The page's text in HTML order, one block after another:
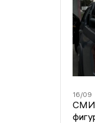
16/09
СМИ: